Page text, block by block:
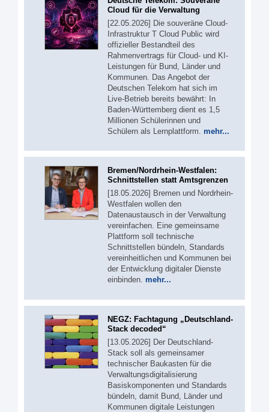
Cloud für die Verwaltung
[22.05.2026] Die souveräne Cloud-
Infrastruktur T Cloud Public wird
offizieller Bestandteil des
Rahmenvertrags für Cloud- und KI-
Leistungen für Bund, Länder und
Kommunen. Das Angebot der
Deutschen Telekom hat sich im
Live-Betrieb bereits bewährt: In
Baden-Württemberg dient es 1,5
Millionen Schülerinnen und
Schülern als Lernplattform. mehr...
Bremen/Nordrhein-Westfalen:
Schnittstellen statt Amtsgrenzen
[18.05.2026] Bremen und Nordrhein-
Westfalen wollen den
Datenaustausch in der Verwaltung
vereinfachen. Eine gemeinsame
Plattform soll technische
Schnittstellen bündeln, Standards
vereinheitlichen und Kommunen bei
der Entwicklung digitaler Dienste
einbinden. mehr...
NEGZ: Fachtagung „Deutschland-
Stack decoded“
[13.05.2026] Der Deutschland-
Stack soll als gemeinsamer
technischer Baukasten für die
Verwaltungsdigitalisierung
Basiskomponenten und Standards
bündeln, damit Bund, Länder und
Kommunen digitale Leistungen